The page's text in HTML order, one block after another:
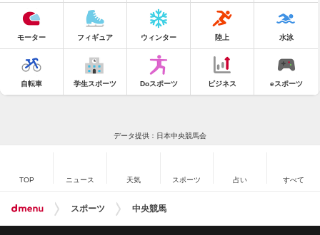
モーター フィギュア ウィンター 陸上 水泳
自転車 学生スポーツ Doスポーツ ビジネス eスポーツ
データ提供：日本中央競馬会
TOP ニュース 天気 スポーツ 占い すべて
スポーツ 中央競馬